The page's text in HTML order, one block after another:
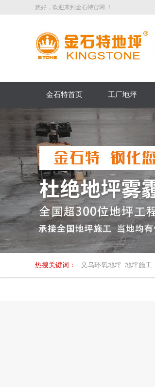
您好，欢迎来到金石特官网 ！
金石特首页 工厂地坪
热搜关键词： 义乌环氧地坪 地坪施工